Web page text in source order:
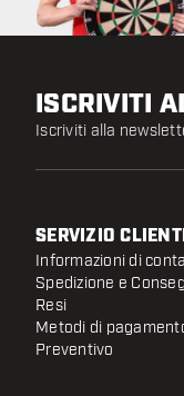
ISCRIVITI
Iscriviti alla
SERVIZIO
Informazioni di
Spedizione e
Resi
Metodi di
Preventivo